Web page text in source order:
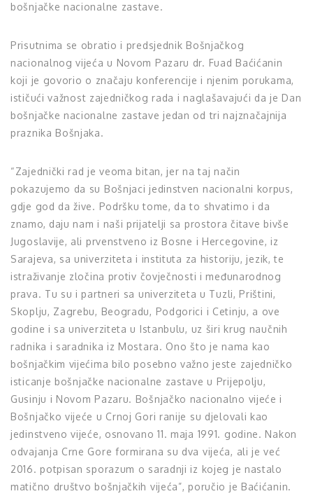
bošnjačke nacionalne zastave.
Prisutnima se obratio i predsjednik Bošnjačkog
nacionalnog vijeća u Novom Pazaru dr. Fuad Baćićanin
koji je govorio o značaju konferencije i njenim porukama,
ističući važnost zajedničkog rada i naglašavajući da je Dan
bošnjačke nacionalne zastave jedan od tri najznačajnija
praznika Bošnjaka.
“Zajednički rad je veoma bitan, jer na taj način
pokazujemo da su Bošnjaci jedinstven nacionalni korpus,
gdje god da žive. Podršku tome, da to shvatimo i da
znamo, daju nam i naši prijatelji sa prostora čitave bivše
Jugoslavije, ali prvenstveno iz Bosne i Hercegovine, iz
Sarajeva, sa univerziteta i instituta za historiju, jezik, te
istraživanje zločina protiv čovječnosti i međunarodnog
prava. Tu su i partneri sa univerziteta u Tuzli, Prištini,
Skoplju, Zagrebu, Beogradu, Podgorici i Cetinju, a ove
godine i sa univerziteta u Istanbulu, uz širi krug naučnih
radnika i saradnika iz Mostara. Ono što je nama kao
bošnjačkim vijećima bilo posebno važno jeste zajedničko
isticanje bošnjačke nacionalne zastave u Prijepolju,
Gusinju i Novom Pazaru. Bošnjačko nacionalno vijeće i
Bošnjačko vijeće u Crnoj Gori ranije su djelovali kao
jedinstveno vijeće, osnovano 11. maja 1991. godine. Nakon
odvajanja Crne Gore formirana su dva vijeća, ali je već
2016. potpisan sporazum o saradnji iz kojeg je nastalo
matično društvo bošnjačkih vijeća”, poručio je Baćićanin.